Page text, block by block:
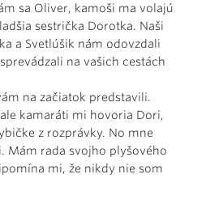
sa Oliver, kamoši ma volajú
sestrička Dorotka. Naši
a Svetlúšik nám odovzdali
na vašich cestách
na začiatok predstavili.
kamaráti mi hovoria Dori,
z rozprávky. No mne
Mám rada svojho plyšového
mi, že nikdy nie som